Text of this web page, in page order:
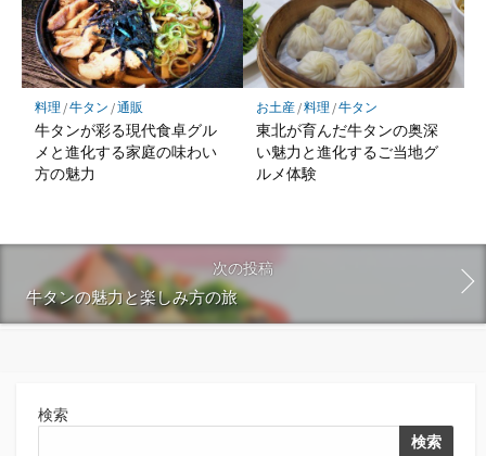
料理 /牛タン /通販
牛タンが彩る現代食卓グル
メと進化する家庭の味わい
方の魅力
お土産/料理 /牛タン
東北が育んだ牛タンの奥深
い魅力と進化するご当地グ
ルメ体験
次の投稿
牛タンの魅力と楽しみ方の旅
検索
検索